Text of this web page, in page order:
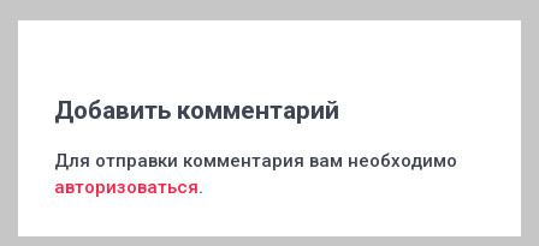
Добавить комментарий
Для отправки комментария вам необходимо
авторизоваться.